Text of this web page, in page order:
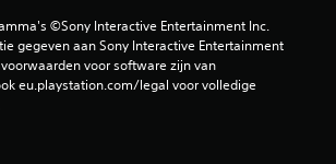
g
e
©Sony Interactive Entertainment Inc.
gegeven aan Sony Interactive Entertainment
voor software zijn van
eu.playstation.com/legal voor volledige